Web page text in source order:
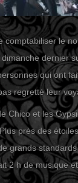
comptabiliser le
dernier
qui ont
regretté leur
Chico et les
près des
grands
2 h de musique